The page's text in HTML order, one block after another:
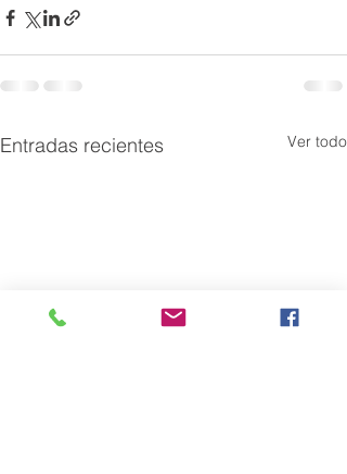
Entradas recientes Ver todo